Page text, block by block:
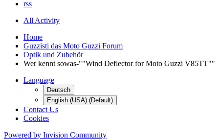
rss
All Activity
Home
Guzzisti das Moto Guzzi Forum
Optik und Zubehör
Wer kennt sowas-""Wind Deflector for Moto Guzzi V85TT""
Language
Deutsch
English (USA) (Default)
Contact Us
Cookies
Powered by Invision Community